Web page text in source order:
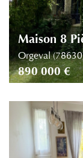
Maison 8
Orgeval
890 000 €